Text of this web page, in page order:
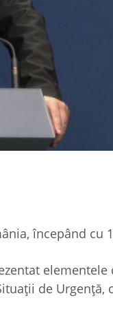
începând cu
de Urgență,